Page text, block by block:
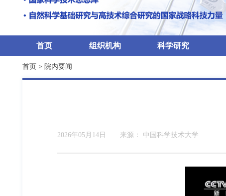
首页 组织机构 科学研究
首页 > 院内要闻
2026年05月14日 来源： 中国科学技术大学